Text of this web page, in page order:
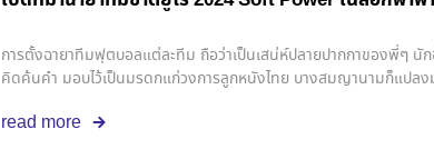
การตั้งฉายาทีมฟุตบอลแต่ละทีม ถือว่าเป็นเสน่ห์ปลายปากกาของพี่ๆ นั
คิดค้นคำ มอบไว้เป็นมรดกแก่วงการลูกหนังไทย บางสมญานามก็แปลง
สนใจกันบ้าง
read more